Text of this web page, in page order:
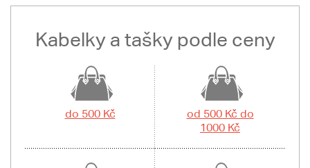
Kabelky a tašky podle ceny
do 500 Kč
od 500 Kč do
1000 Kč